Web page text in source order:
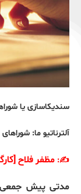
سندیکاسازی یا
آلترناتیو ما:
✍️
: مظفر فلاح
مدتی پیش جمعی